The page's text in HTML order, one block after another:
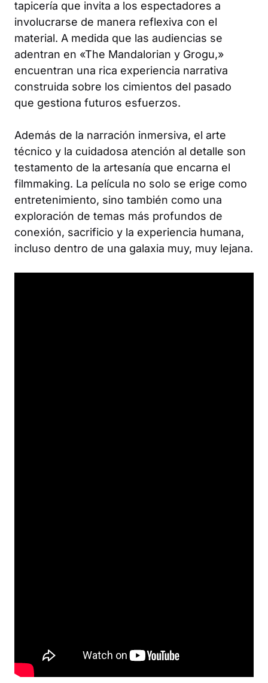
tapicería que invita a los espectadores a
involucrarse de manera reflexiva con el
material. A medida que las audiencias se
adentran en «The Mandalorian y Grogu,»
encuentran una rica experiencia narrativa
construida sobre los cimientos del pasado
que gestiona futuros esfuerzos.
Además de la narración inmersiva, el arte
técnico y la cuidadosa atención al detalle son
testamento de la artesanía que encarna el
filmmaking. La película no solo se erige como
entretenimiento, sino también como una
exploración de temas más profundos de
conexión, sacrificio y la experiencia humana,
incluso dentro de una galaxia muy, muy lejana.